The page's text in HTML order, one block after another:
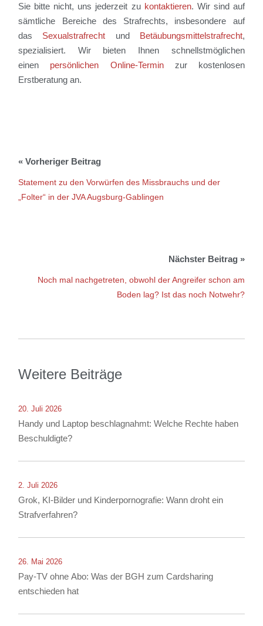
Sie bitte nicht, uns jederzeit zu kontaktieren. Wir sind auf
sämtliche Bereiche des Strafrechts, insbesondere auf
das Sexualstrafrecht und Betäubungsmittelstrafrecht,
spezialisiert. Wir bieten Ihnen schnellstmöglichen
einen persönlichen Online-Terminzur kostenlosen
Erstberatung an.
Statement zu den Vorwürfen des Missbrauchs und der
„Folter“ in der JVA Augsburg-Gablingen
Noch mal nachgetreten, obwohl der Angreifer schon am
Boden lag? Ist das noch Notwehr?
Weitere Beiträge
20. Juli 2026
Handy und Laptop beschlagnahmt: Welche Rechte haben
Beschuldigte?
2. Juli 2026
Grok, KI-Bilder und Kinderpornografie: Wann droht ein
Strafverfahren?
26. Mai 2026
Pay-TV ohne Abo: Was der BGH zum Cardsharing
entschieden hat